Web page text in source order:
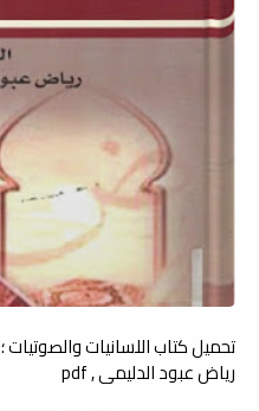
تحميل كتاب اللسانيات
رياض عبود الدليمي , pdf